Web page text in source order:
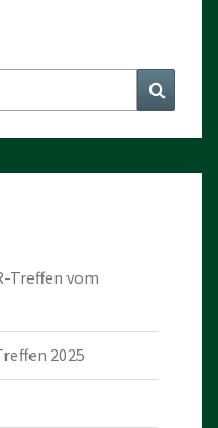
Treffen vom
2025